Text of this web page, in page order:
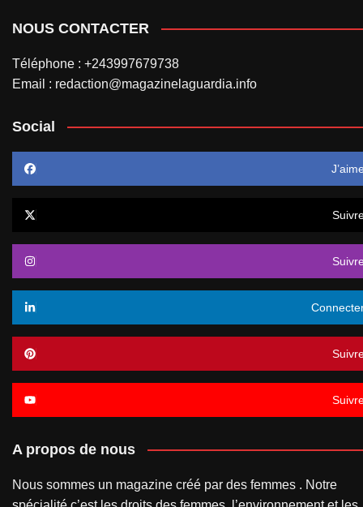
NOUS CONTACTER
Téléphone : +243997679738
Email : redaction@magazinelaguardia.info
Social
A propos de nous
Nous sommes un magazine créé par des femmes . Notre